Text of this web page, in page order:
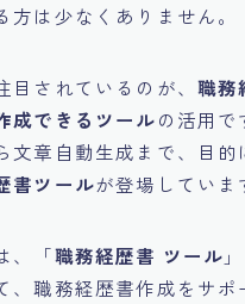
方は少なくありません。
目されているのが、 職務
成できるツールの活用で
文章自動生成まで、目
書ツールが登場していま
、「職務経歴書 ツール
、職務経歴書作成をサポ